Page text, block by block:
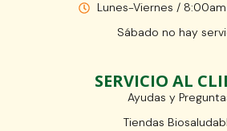
Lunes-Viernes /
Sábado no hay
SERVICIO AL
Ayudas y
Tiendas